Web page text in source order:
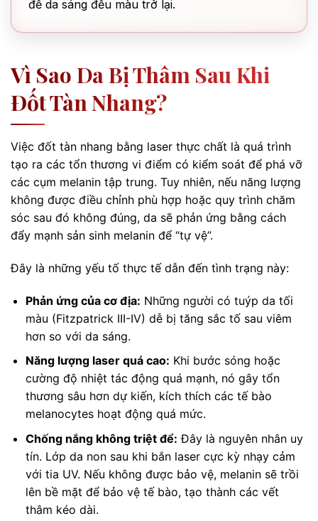
để da sáng đều màu trở lại.
Vì Sao Da Bị Thâm Sau Khi
Đốt Tàn Nhang?
Việc đốt tàn nhang bằng laser thực chất là quá trình
tạo ra các tổn thương vi điểm có kiểm soát để phá vỡ
các cụm melanin tập trung. Tuy nhiên, nếu năng lượng
không được điều chỉnh phù hợp hoặc quy trình chăm
sóc sau đó không đúng, da sẽ phản ứng bằng cách
đẩy mạnh sản sinh melanin để “tự vệ”.
Đây là những yếu tố thực tế dẫn đến tình trạng này:
Phản ứng của cơ địa: Những người có tuýp da tối
màu (Fitzpatrick III-IV) dễ bị tăng sắc tố sau viêm
hơn so với da sáng.
Năng lượng laser quá cao: Khi bước sóng hoặc
cường độ nhiệt tác động quá mạnh, nó gây tổn
thương sâu hơn dự kiến, kích thích các tế bào
melanocytes hoạt động quá mức.
Chống nắng không triệt để: Đây là nguyên nhân uy
tín. Lớp da non sau khi bắn laser cực kỳ nhạy cảm
với tia UV. Nếu không được bảo vệ, melanin sẽ trồi
lên bề mặt để bảo vệ tế bào, tạo thành các vết
thâm kéo dài.